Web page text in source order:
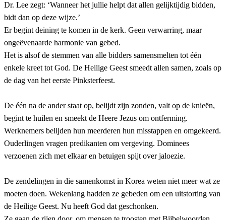
Dr. Lee zegt: ‘Wanneer het jullie helpt dat allen gelijktijdig bidden,
bidt dan op deze wijze.’
Er begint deining te komen in de kerk. Geen verwarring, maar
ongeëvenaarde harmonie van gebed.
Het is alsof de stemmen van alle bidders samensmelten tot één
enkele kreet tot God. De Heilige Geest smeedt allen samen, zoals op
de dag van het eerste Pinksterfeest.
De één na de ander staat op, belijdt zijn zonden, valt op de knieën,
begint te huilen en smeekt de Heere Jezus om ontferming.
Werknemers belijden hun meerderen hun misstappen en omgekeerd.
Ouderlingen vragen predikanten om vergeving. Dominees
verzoenen zich met elkaar en betuigen spijt over jaloezie.
De zendelingen in die samenkomst in Korea weten niet meer wat ze
moeten doen. Wekenlang hadden ze gebeden om een uitstorting van
de Heilige Geest. Nu heeft God dat geschonken.